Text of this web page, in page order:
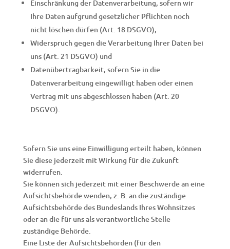
Einschränkung der Datenverarbeitung, sofern wir
Ihre Daten aufgrund gesetzlicher Pflichten noch
nicht löschen dürfen (Art. 18 DSGVO),
Widerspruch gegen die Verarbeitung Ihrer Daten bei
uns (Art. 21 DSGVO) und
Datenübertragbarkeit, sofern Sie in die
Datenverarbeitung eingewilligt haben oder einen
Vertrag mit uns abgeschlossen haben (Art. 20
DSGVO).
Sofern Sie uns eine Einwilligung erteilt haben, können
Sie diese jederzeit mit Wirkung für die Zukunft
widerrufen.
Sie können sich jederzeit mit einer Beschwerde an eine
Aufsichtsbehörde wenden, z. B. an die zuständige
Aufsichtsbehörde des Bundeslands Ihres Wohnsitzes
oder an die für uns als verantwortliche Stelle
zuständige Behörde.
Eine Liste der Aufsichtsbehörden (für den